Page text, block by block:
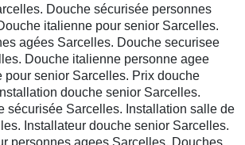
Douche sécurisée personnes
italienne pour senior Sarcelles.
agées Sarcelles. Douche securisee
Douche italienne personne agee
pour senior Sarcelles. Prix douche
douche senior Sarcelles.
sécurisée Sarcelles. Installation salle de
Installateur douche senior Sarcelles.
personnes agees Sarcelles. Douches